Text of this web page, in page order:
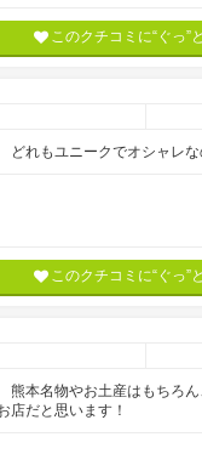
このクチコミに“ぐっ”
どれもユニークでオシャレ
このクチコミに“ぐっ”
熊本名物やお土産はもちろ
店だと思います！